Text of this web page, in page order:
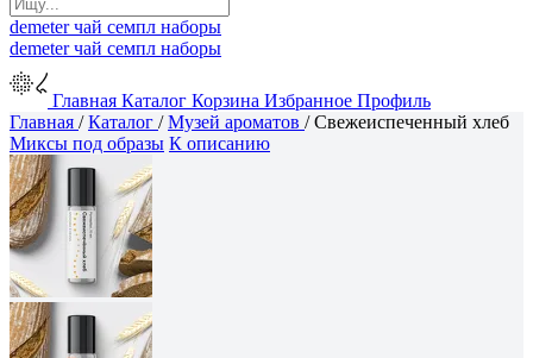
demeterчай семпл наборы
demeterчай семпл наборы
Главная Каталог Корзина Избранное Профиль
Главная /Каталог /Музей ароматов /Свежеиспеченный хлеб
Миксы под образы К описанию